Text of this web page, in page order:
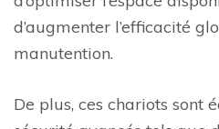
d’augmenter l’efficacité
manutention.
De plus, ces chariots sont